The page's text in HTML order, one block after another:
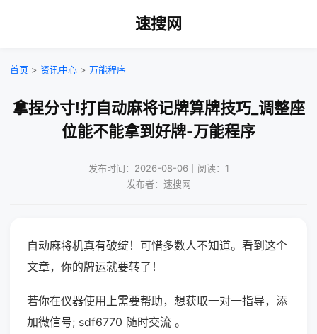
速搜网
首页 > 资讯中心 > 万能程序
拿捏分寸!打自动麻将记牌算牌技巧_调整座
位能不能拿到好牌-万能程序
发布时间：2026-08-06｜阅读：1
发布者：速搜网
自动麻将机真有破绽！可惜多数人不知道。看到这个
文章，你的牌运就要转了！
若你在仪器使用上需要帮助，想获取一对一指导，添
加微信号; sdf6770 随时交流 。